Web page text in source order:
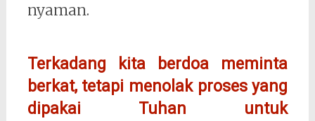
nyaman.
Terkadang kita berdoa meminta
berkat, tetapi menolak proses yang
dipakai Tuhan untuk